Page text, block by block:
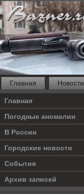
Главная Новости
Главная
Погодные аномалии
В России
Городские новости
События
Архив записей